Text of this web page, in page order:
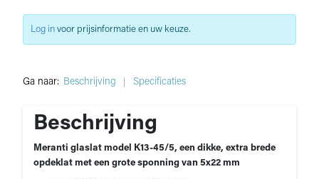
Ga naar: Beschrijving Specificaties
Beschrijving
Meranti glaslat model K13-45/5, een dikke, extra brede
opdeklat met een grote sponning van 5x22 mm
Log in voor prijsinformatie en uw keuze.